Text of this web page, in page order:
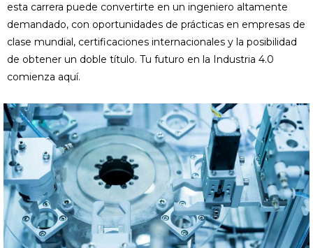
esta carrera puede convertirte en un ingeniero altamente
demandado, con oportunidades de prácticas en empresas de
clase mundial, certificaciones internacionales y la posibilidad
de obtener un doble título. Tu futuro en la Industria 4.0
comienza aquí.